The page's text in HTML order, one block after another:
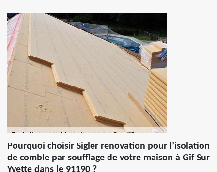
Pourquoi choisir Sigler renovation pour l’isolation
de comble par soufflage de votre maison à Gif Sur
Yvette dans le 91190 ?